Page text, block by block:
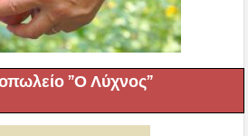
”Ο Λύχνος”